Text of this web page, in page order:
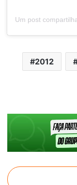
2012